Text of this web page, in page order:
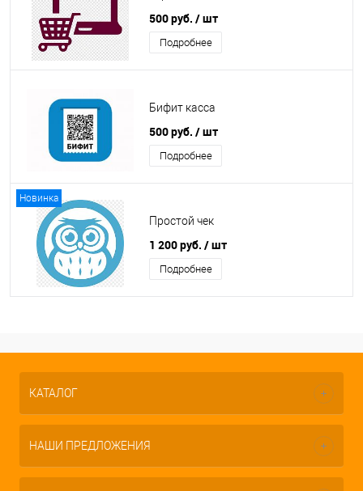
500 руб. / шт
Подробнее
Бифит касса
500 руб. / шт
Подробнее
Новинка
Простой чек
1 200 руб. / шт
Подробнее
КАТАЛОГ
НАШИ ПРЕДЛОЖЕНИЯ